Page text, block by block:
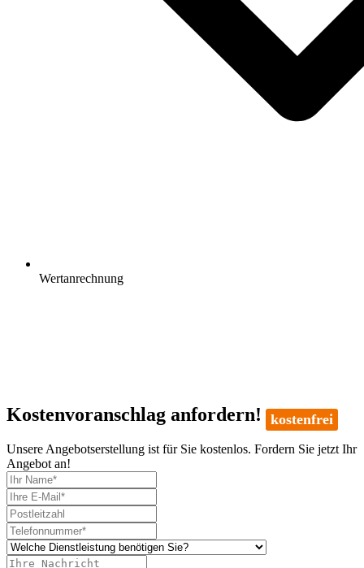
Wertanrechnung
Kostenvoranschlag anfordern! kostenfrei
Unsere Angebotserstellung ist für Sie kostenlos. Fordern Sie jetzt Ihr
Angebot an!